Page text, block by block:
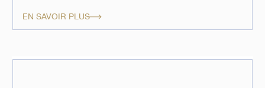
EN SAVOIR PLUS